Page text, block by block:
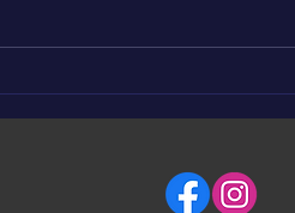
soutenons KAYLIAH